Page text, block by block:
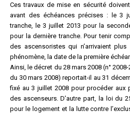
Ces travaux de mise en sécurité
avant des échéances précises : le 3
tranche, le 3 juillet 2013 pour la
pour la dernière tranche. Pour tenir
des ascensoristes qui n’arrivaient
phénomène, la date de la première
Ainsi, le décret du 28 mars 2008 (n°
du 30 mars 2008) reportait-il au 31
fixé au 3 juillet 2008 pour procéder aux
des ascenseurs. D’autre part, la loi du
pour le logement et la lutte contre